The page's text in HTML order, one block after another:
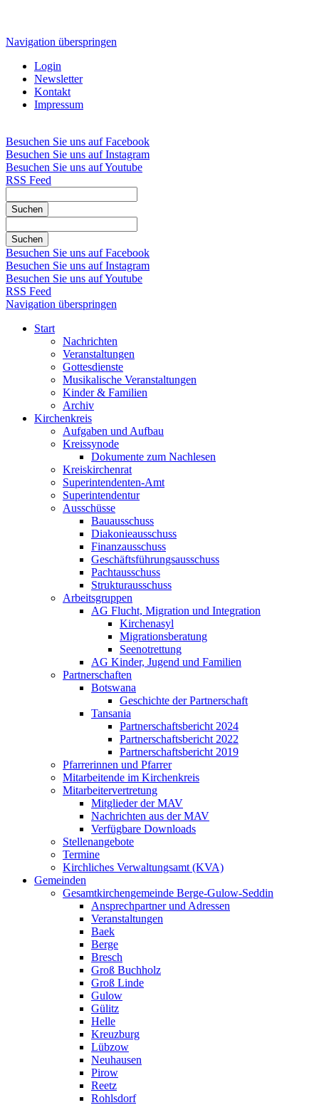
Navigation überspringen
Login
Newsletter
Kontakt
Impressum
Besuchen Sie uns auf Facebook
Besuchen Sie uns auf Instagram
Besuchen Sie uns auf Youtube
RSS Feed
Suchen
Suchen
Besuchen Sie uns auf Facebook
Besuchen Sie uns auf Instagram
Besuchen Sie uns auf Youtube
RSS Feed
Navigation überspringen
Start
Nachrichten
Veranstaltungen
Gottesdienste
Musikalische Veranstaltungen
Kinder & Familien
Archiv
Kirchenkreis
Aufgaben und Aufbau
Kreissynode
Dokumente zum Nachlesen
Kreiskirchenrat
Superintendenten-Amt
Superintendentur
Ausschüsse
Bauausschuss
Diakonieausschuss
Finanzausschuss
Geschäftsführungsausschuss
Pachtausschuss
Strukturausschuss
Arbeitsgruppen
AG Flucht, Migration und Integration
Kirchenasyl
Migrationsberatung
Seenotrettung
AG Kinder, Jugend und Familien
Partnerschaften
Botswana
Geschichte der Partnerschaft
Tansania
Partnerschaftsbericht 2024
Partnerschaftsbericht 2022
Partnerschaftsbericht 2019
Pfarrerinnen und Pfarrer
Mitarbeitende im Kirchenkreis
Mitarbeitervertretung
Mitglieder der MAV
Nachrichten aus der MAV
Verfügbare Downloads
Stellenangebote
Termine
Kirchliches Verwaltungsamt (KVA)
Gemeinden
Gesamtkirchengemeinde Berge-Gulow-Seddin
Ansprechpartner und Adressen
Veranstaltungen
Baek
Berge
Bresch
Groß Buchholz
Groß Linde
Gulow
Gülitz
Helle
Kreuzburg
Lübzow
Neuhausen
Pirow
Reetz
Rohlsdorf